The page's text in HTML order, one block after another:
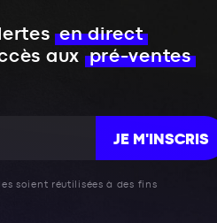
en direct
aux pré-ventes
JE M'INSCRIS
soient réutilisées à des fins